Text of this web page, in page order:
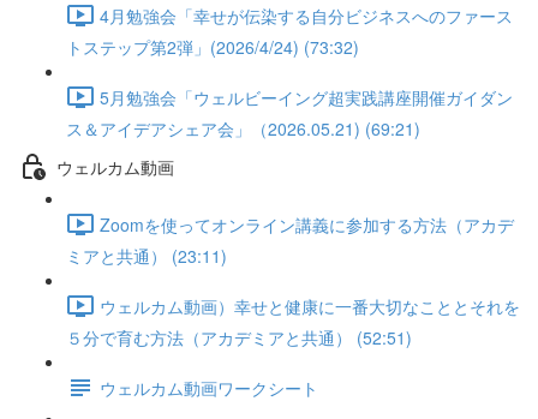
4月勉強会「幸せが伝染する自分ビジネスへのファース
トステップ第2弾」(2026/4/24) (73:32)
5月勉強会「ウェルビーイング超実践講座開催ガイダン
ス＆アイデアシェア会」（2026.05.21) (69:21)
ウェルカム動画
Zoomを使ってオンライン講義に参加する方法（アカデ
ミアと共通） (23:11)
ウェルカム動画）幸せと健康に一番大切なこととそれを
５分で育む方法（アカデミアと共通） (52:51)
ウェルカム動画ワークシート